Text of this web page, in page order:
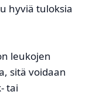
hyviä tuloksia
leukojen
sitä voidaan
tai